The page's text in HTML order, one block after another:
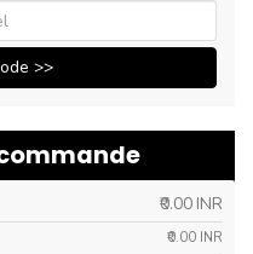
>>
₹0.00 INR
₹0.00 INR